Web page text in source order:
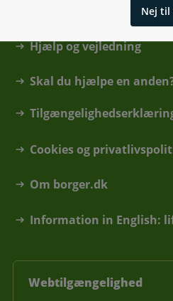
Nej til
Find din kommune eller
Hjælp og vejledning
Skal du hjælpe en
Cookies og
Om borger.dk
Information in English:
Webtilgængelighed